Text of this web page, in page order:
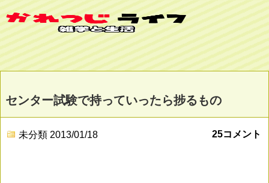
センター試験で持っていったら捗るもの
未分類 2013/01/18 25コメント